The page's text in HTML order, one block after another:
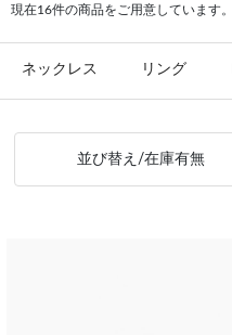
現在16件の商品をご用意しています。
ネックレス リング
並び替え/在庫有無